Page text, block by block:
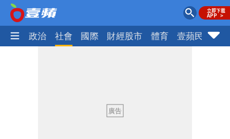
生活 政治 社會 國際 財經股市 體育 壹蘋民調
吳欣岱：完美偽裝台灣企業
批綠藉慈濟遭詐「洗記憶」 張彤：疫苗